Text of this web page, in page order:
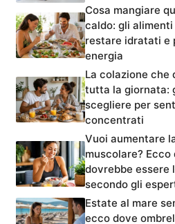
Cosa mangiare
caldo: gli
restare idratati e
energia
La colazione che
tutta la giornata:
scegliere per
concentrati
Vuoi aumentare
muscolare? Ecco
dovrebbe essere
secondo gli
Estate al mare
ecco dove